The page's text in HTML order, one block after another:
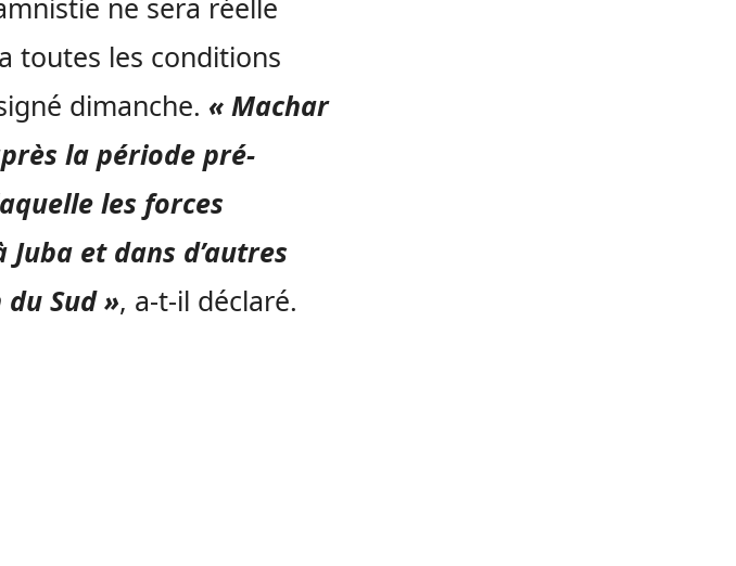
ne sera réelle
toutes les conditions
dimanche. « Machar
la période pré-
les forces
et dans d’autres
Sud », a-t-il déclaré.